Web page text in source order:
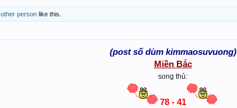
other person like this.
(post số dùm kimmaosuvuong)
Miền Bắc
song thủ:
78 - 41